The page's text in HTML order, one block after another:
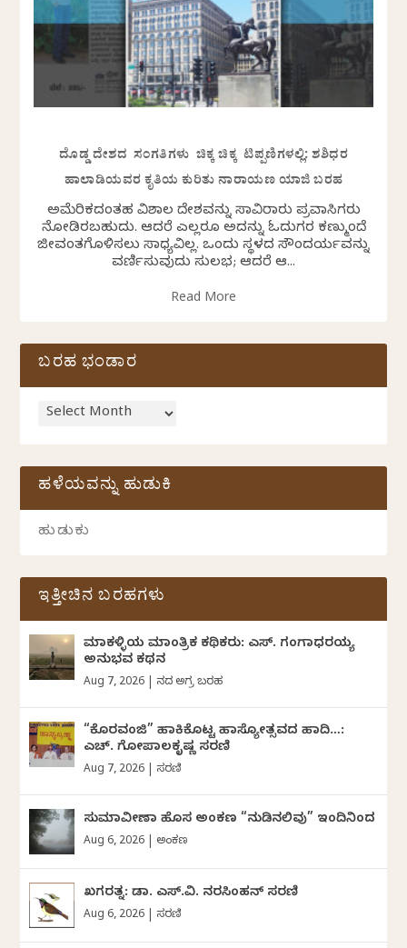
ದೊಡ್ಡ ದೇಶದ ಸಂಗತಿಗಳು ಚಿಕ್ಕ ಚಿಕ್ಕ ಟಿಪ್ಪಣಿಗಳಲ್ಲಿ: ಶಶಿಧರ
ಹಾಲಾಡಿಯವರ ಕೃತಿಯ ಕುರಿತು ನಾರಾಯಣ ಯಾಜಿ ಬರಹ
ಅಮೆರಿಕದಂತಹ ವಿಶಾಲ ದೇಶವನ್ನು ಸಾವಿರಾರು ಪ್ರವಾಸಿಗರು
ನೋಡಿರಬಹುದು. ಆದರೆ ಎಲ್ಲರೂ ಅದನ್ನು ಓದುಗರ ಕಣ್ಮುಂದೆ
ಜೀವಂತಗೊಳಿಸಲು ಸಾಧ್ಯವಿಲ್ಲ. ಒಂದು ಸ್ಥಳದ ಸೌಂದರ್ಯವನ್ನು
ವರ್ಣಿಸುವುದು ಸುಲಭ; ಆದರೆ ಆ...
Read More
ಬರಹ ಭಂಡಾರ
ಹಳೆಯವನ್ನು ಹುಡುಕಿ
ಇತ್ತೀಚಿನ ಬರಹಗಳು
ಮಾಕಳ್ಳಿಯ ಮಾಂತ್ರಿಕ ಕಥಿಕರು: ಎಸ್. ಗಂಗಾಧರಯ್ಯ
ಅನುಭವ ಕಥನ
Aug 7, 2026 ದಿನದ ಅಗ್ರ ಬರಹ
“ಕೊರವಂಜಿ” ಹಾಕಿಕೊಟ್ಟ ಹಾಸ್ಯೋತ್ಸವದ ಹಾದಿ…:
ಎಚ್. ಗೋಪಾಲಕೃಷ್ಣ ಸರಣಿ
Aug 7, 2026 ಸರಣಿ
ಸುಮಾವೀಣಾ ಹೊಸ ಅಂಕಣ “ನುಡಿನಲಿವು” ಇಂದಿನಿಂದ
Aug 6, 2026 ಅಂಕಣ
ಖಗರತ್ನ: ಡಾ. ಎಸ್.ವಿ. ನರಸಿಂಹನ್‌‌ ಸರಣಿ
Aug 6, 2026 ಸರಣಿ